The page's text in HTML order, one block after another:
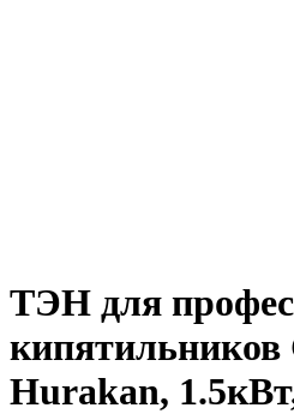
ТЭН для
кипятильников
Hurakan,